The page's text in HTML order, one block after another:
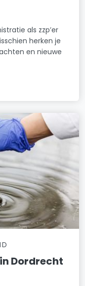
als zzp’er
herken je
en nieuwe
Dordrecht